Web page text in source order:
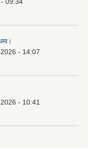
09:34
- 14:07
- 10:41